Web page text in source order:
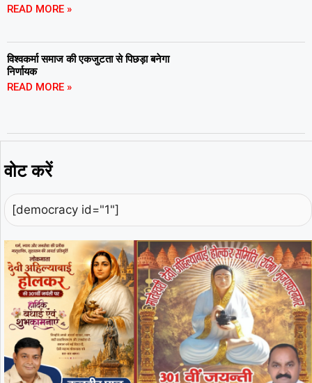
READ MORE »
विश्वकर्मा समाज की एकजुटता से पिछड़ा बनेगा
निर्णायक
READ MORE »
वोट करें
[democracy id="1"]